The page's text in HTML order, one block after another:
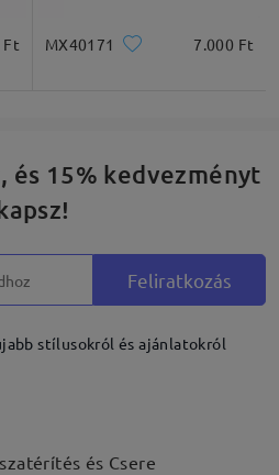
Ft MX40171 7.000 Ft
és 15% kedvezményt
Feliratkozás
stílusokról és ajánlatokról
és Csere